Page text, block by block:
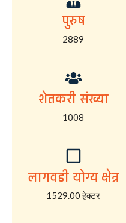
पुरुष
2889
शेतकरी संख्या
1008
लागवडी योग्य क्षेत्र
1529.00 हेक्टर